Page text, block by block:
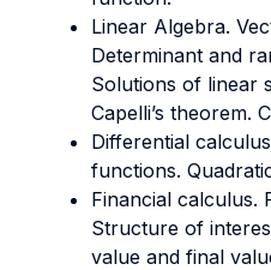
Linear Algebra.
Determinant and
Solutions of linear
Capelli’s theorem.
Differential
functions.
Financial calculus.
Structure of
value and final